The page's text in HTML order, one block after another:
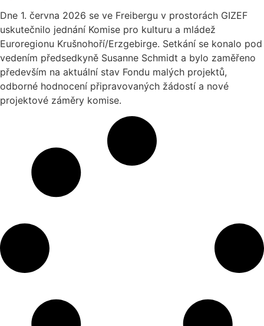
Dne 1. června 2026 se ve Freibergu v prostorách GIZEF
uskutečnilo jednání Komise pro kulturu a mládež
Euroregionu Krušnohoří/Erzgebirge. Setkání se konalo pod
vedením předsedkyně Susanne Schmidt a bylo zaměřeno
především na aktuální stav Fondu malých projektů,
odborné hodnocení připravovaných žádostí a nové
projektové záměry komise.